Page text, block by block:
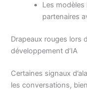
Les
partenaires
Drapeaux rouges lors
développement d’IA
Certaines signaux
les conversations,